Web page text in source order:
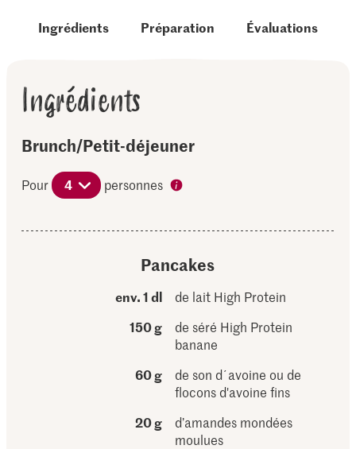
Ingrédients Préparation Évaluations
Ingrédients
Brunch/Petit-déjeuner
Pour 4 personnes
Pancakes
env. 1 dl
de lait High Protein
150 g
de séré High Protein
banane
60 g
de son d´avoine ou de
flocons d'avoine fins
20 g
d’amandes mondées
moulues